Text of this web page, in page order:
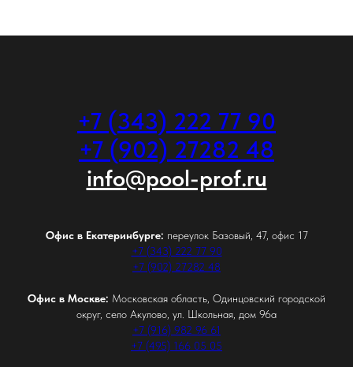
+7 (343) 222 77 90
+7 (902) 27282 48
info@pool-prof.ru
Офис в Екатеринбурге: переулок Базовый, 47, офис 17
+7 (343) 222 77 90
+7 (902) 27282 48
Офис в Москве: Московская область, Одинцовский городской
округ, село Акулово, ул. Школьная, дом 96а
+7 (916) 982 96 61
+7 (495) 166 05 05